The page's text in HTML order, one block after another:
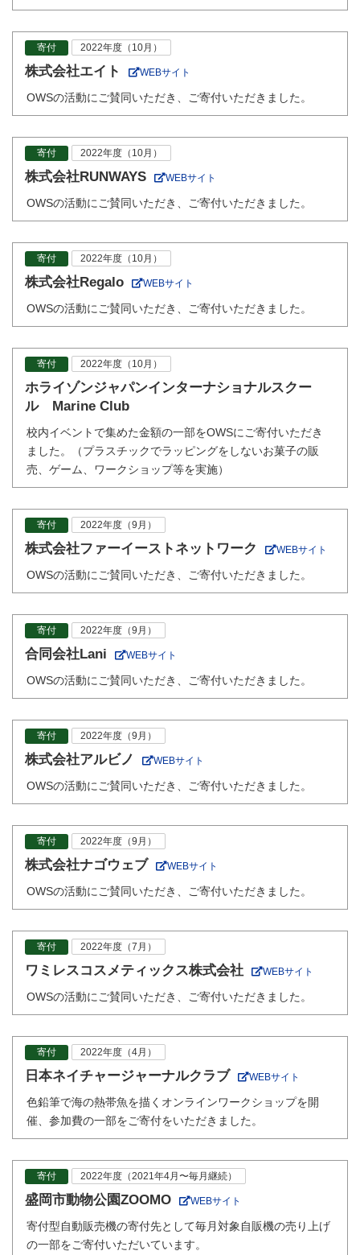
寄付 2022年度（10月）
株式会社エイト WEBサイト
OWSの活動にご賛同いただき、ご寄付いただきました。
寄付 2022年度（10月）
株式会社RUNWAYS WEBサイト
OWSの活動にご賛同いただき、ご寄付いただきました。
寄付 2022年度（10月）
株式会社Regalo WEBサイト
OWSの活動にご賛同いただき、ご寄付いただきました。
寄付 2022年度（10月）
ホライゾンジャパンインターナショナルスクー
ル Marine Club
校内イベントで集めた金額の一部をOWSにご寄付いただき
ました。（プラスチックでラッピングをしないお菓子の販
売、ゲーム、ワークショップ等を実施）
寄付 2022年度（9月）
株式会社ファーイーストネットワーク WEBサイト
OWSの活動にご賛同いただき、ご寄付いただきました。
寄付 2022年度（9月）
合同会社Lani WEBサイト
OWSの活動にご賛同いただき、ご寄付いただきました。
寄付 2022年度（9月）
株式会社アルビノ WEBサイト
OWSの活動にご賛同いただき、ご寄付いただきました。
寄付 2022年度（9月）
株式会社ナゴウェブ WEBサイト
OWSの活動にご賛同いただき、ご寄付いただきました。
寄付 2022年度（7月）
ワミレスコスメティックス株式会社 WEBサイト
OWSの活動にご賛同いただき、ご寄付いただきました。
寄付 2022年度（4月）
日本ネイチャージャーナルクラブ WEBサイト
色鉛筆で海の熱帯魚を描くオンラインワークショップを開
催、参加費の一部をご寄付をいただきました。
寄付 2022年度（2021年4月〜毎月継続）
盛岡市動物公園ZOOMO WEBサイト
寄付型自動販売機の寄付先として毎月対象自販機の売り上げ
の一部をご寄付いただいています。